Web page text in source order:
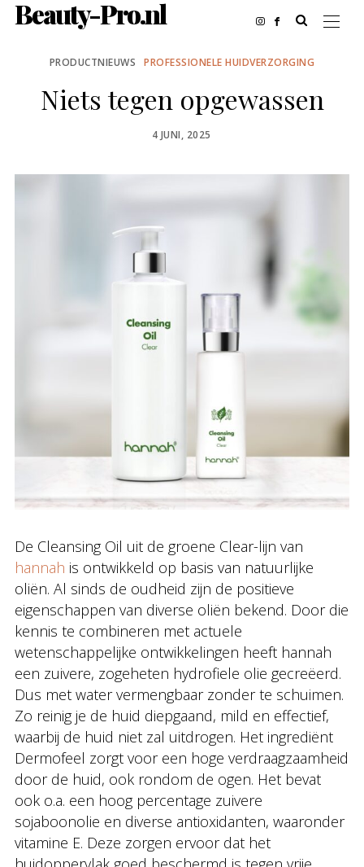
Beauty-Pro.nl
PRODUCTNIEUWS PROFESSIONELE HUIDVERZORGING
Niets tegen opgewassen
POSTED
4 JUNI, 2025
De Cleansing Oil uit de groene Clear-lijn van
hannah is ontwikkeld op basis van natuurlijke
oliën. Al sinds de oudheid zijn de positieve
eigenschappen van diverse oliën bekend. Door die
kennis te combineren met actuele
wetenschappelijke ontwikkelingen heeft hannah
een zuivere, zogeheten hydrofiele olie gecreëerd.
Dus met water vermengbaar zonder te schuimen.
Zo reinig je de huid diepgaand, mild en effectief,
waarbij de huid niet zal uitdrogen. Het ingrediënt
Dermofeel zorgt voor een hoge verdraagzaamheid
door de huid, ook rondom de ogen. Het bevat
ook o.a. een hoog percentage zuivere
sojaboonolie en diverse antioxidanten, waaronder
vitamine E. Deze zorgen ervoor dat het